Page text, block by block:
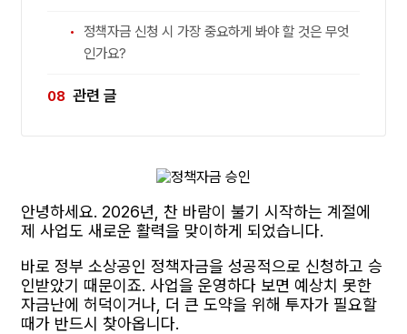
정책자금 신청 시 가장 중요하게 봐야 할 것은 무엇
인가요?
관련 글
안녕하세요. 2026년, 찬 바람이 불기 시작하는 계절에
제 사업도 새로운 활력을 맞이하게 되었습니다.
바로 정부 소상공인 정책자금을 성공적으로 신청하고 승
인받았기 때문이죠. 사업을 운영하다 보면 예상치 못한
자금난에 허덕이거나, 더 큰 도약을 위해 투자가 필요할
때가 반드시 찾아옵니다.